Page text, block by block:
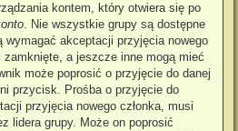
kontem, który otwiera się po
. Nie wszystkie grupy są dostępne
wymagać akceptacji przyjęcia nowego
zamknięte, a jeszcze inne mogą mieć
może poprosić o przyjęcie do danej
przycisk. Prośba o przyjęcie do
przyjęcia nowego członka, musi
lidera grupy. Może on poprosić